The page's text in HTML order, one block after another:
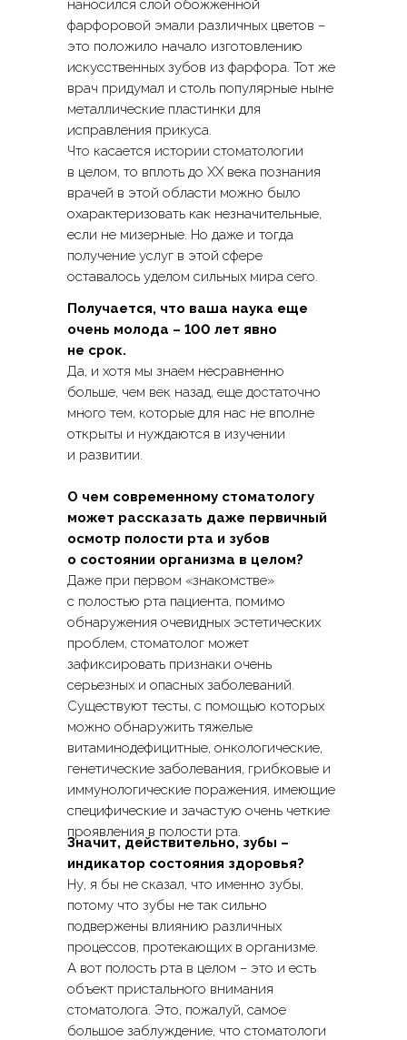
наносился слой обожженной
фарфоровой эмали различных цветов –
это положило начало изготовлению
искусственных зубов из фарфора. Тот же
врач придумал и столь популярные ныне
металлические пластинки для
исправления прикуса.
Что касается истории стоматологии
в целом, то вплоть до XX века познания
врачей в этой области можно было
охарактеризовать как незначительные,
если не мизерные. Но даже и тогда
получение услуг в этой сфере
оставалось уделом сильных мира сего.
Получается, что ваша наука еще
очень молода – 100 лет явно
не срок.
Да, и хотя мы знаем несравненно
больше, чем век назад, еще достаточно
много тем, которые для нас не вполне
открыты и нуждаются в изучении
и развитии.
О чем современному стоматологу
может рассказать даже первичный
осмотр полости рта и зубов
о состоянии организма в целом?
Даже при первом «знакомстве»
с полостью рта пациента, помимо
обнаружения очевидных эстетических
проблем, стоматолог может
зафиксировать признаки очень
серьезных и опасных заболеваний.
Существуют тесты, с помощью которых
можно обнаружить тяжелые
витаминодефицитные, онкологические,
генетические заболевания, грибковые и
иммунологические поражения, имеющие
специфические и зачастую очень четкие
проявления в полости рта.
Значит, действительно, зубы –
индикатор состояния здоровья?
Ну, я бы не сказал, что именно зубы,
потому что зубы не так сильно
подвержены влиянию различных
процессов, протекающих в организме.
А вот полость рта в целом – это и есть
объект пристального внимания
стоматолога. Это, пожалуй, самое
большое заблуждение, что стоматологи